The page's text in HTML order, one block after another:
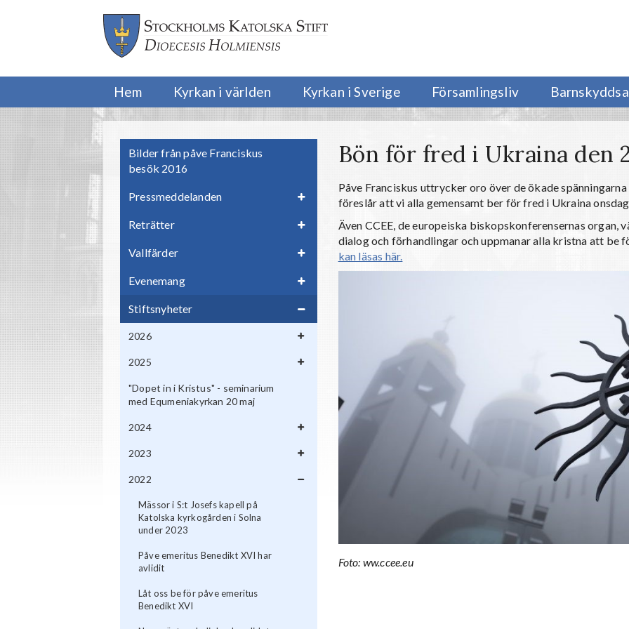
Hem Kyrkan i världen Kyrkan i Sverige Församlingsliv
Bilder från påve Franciskus
besök 2016
Pressmeddelanden
Reträtter
Vallfärder
Evenemang
Stiftsnyheter
2026
2025
"Dopet in i Kristus" - seminarium
med Equmeniakyrkan 20 maj
2024
2023
2022
Mässor i S:t Josefs kapell på
Katolska kyrkogården i Solna
under 2023
Påve emeritus Benedikt XVI har
avlidit
Låt oss be för påve emeritus
Benedikt XVI
Bön för fred i Ukraina den
Påve Franciskus uttrycker oro över de ökade
föreslår att vi alla gemensamt ber för fred i Ukraina
Även CCEE, de europeiska biskopskonferensernas organ,
dialog och förhandlingar och uppmanar alla kristna att be
kan läsas här.
Foto: ww.ccee.eu